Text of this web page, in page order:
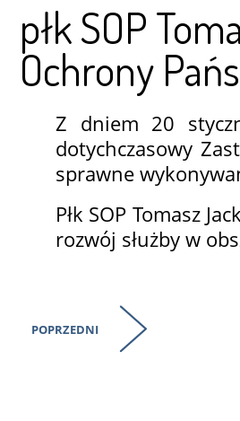
płk SOP
Ochrony
Z dniem 20
dotychczasowy
sprawne
Płk SOP Tomasz
rozwój służby w
POPRZEDNI